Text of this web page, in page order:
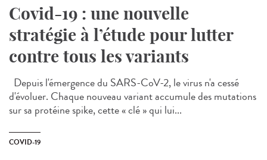
Covid-19 : une nouvelle
stratégie à l’étude pour lutter
contre tous les variants
Depuis l'émergence du SARS-CoV-2, le virus n'a cessé
d'évoluer. Chaque nouveau variant accumule des mutations
sur sa protéine spike, cette « clé » qui lui...
COVID-19